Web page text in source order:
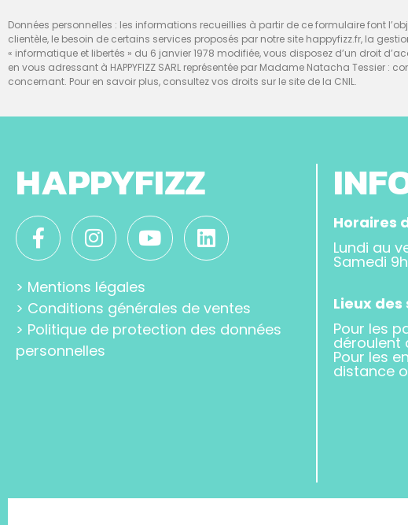
Données personnelles : les informations recueillies à partir de ce formulaire font
clientèle, le besoin de certains services proposés par notre site happyfizz.fr, la
« informatique et libertés » du 6 janvier 1978 modifiée, vous disposez d’un droit
en vous adressant à HAPPYFIZZ SARL représentée par Madame Natacha
concernant. Pour en savoir plus, consultez vos droits sur le site de la CNIL.
HAPPYFIZZ
> Mentions légales
> Conditions générales de ventes
> Politique de protection des données
personnelles
Horaires
Lundi au
Samedi
Lieux des
Pour les
déroulent
Pour les
distance